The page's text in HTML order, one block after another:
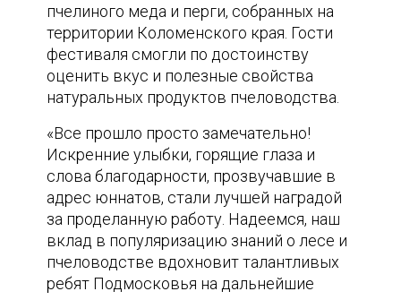
пчелиного меда и перги, собранных на
территории Коломенского края. Гости
фестиваля смогли по достоинству
оценить вкус и полезные свойства
натуральных продуктов пчеловодства.
«Все прошло просто замечательно!
Искренние улыбки, горящие глаза и
слова благодарности, прозвучавшие в
адрес юннатов, стали лучшей наградой
за проделанную работу. Надеемся, наш
вклад в популяризацию знаний о лесе и
пчеловодстве вдохновит талантливых
ребят Подмосковья на дальнейшие